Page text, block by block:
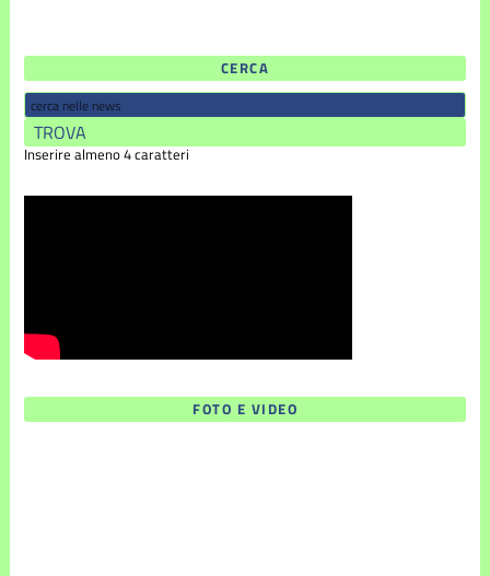
CERCA
Inserire almeno 4 caratteri
FOTO E VIDEO